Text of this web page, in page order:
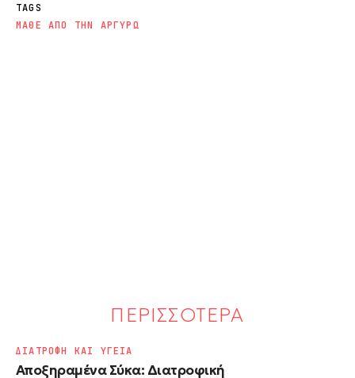
TAGS
ΜΑΘΕ ΑΠΟ ΤΗΝ ΑΡΓΥΡΩ
ΠΕΡΙΣΣΟΤΕΡΑ
Αποξηραμένα Σύκα: Διατροφική
ΔΙΑΤΡΟΦΗ ΚΑΙ ΥΓΕΙΑ